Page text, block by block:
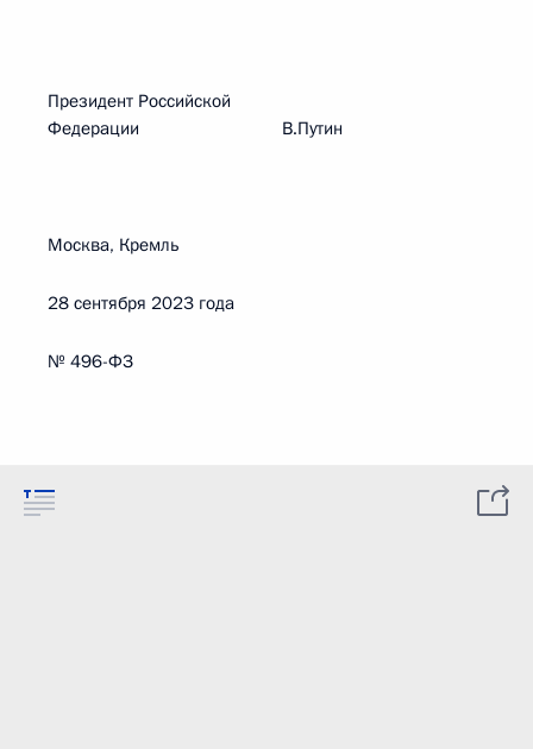
Президент Российской
Федерации В.Путин
Москва, Кремль
28 сентября 2023 года
№ 496-ФЗ